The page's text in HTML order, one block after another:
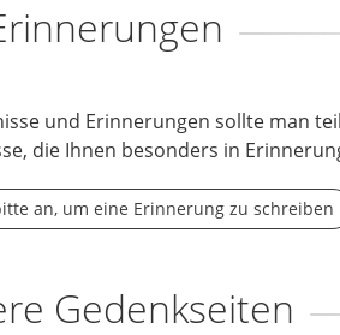
und Erinnerungen sollte man
die Ihnen besonders in
an, um eine Erinnerung zu schreiben
Gedenkseiten